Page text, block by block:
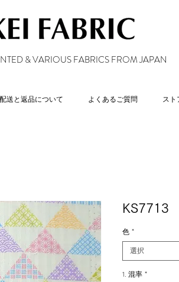
& VARIOUS FABRICS FROM JAPAN
配送と返品について よくあるご質問 スト
KS7713
色 *
選択
1. 混率 *